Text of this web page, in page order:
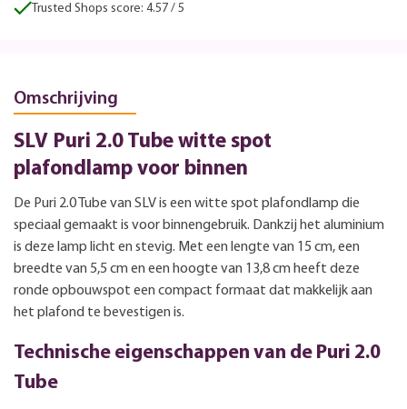
Trusted Shops score: 4.57 / 5
Omschrijving
SLV Puri 2.0 Tube witte spot
plafondlamp voor binnen
De Puri 2.0 Tube van SLV is een witte spot plafondlamp die
speciaal gemaakt is voor binnengebruik. Dankzij het aluminium
is deze lamp licht en stevig. Met een lengte van 15 cm, een
breedte van 5,5 cm en een hoogte van 13,8 cm heeft deze
ronde opbouwspot een compact formaat dat makkelijk aan
het plafond te bevestigen is.
Technische eigenschappen van de Puri 2.0
Tube